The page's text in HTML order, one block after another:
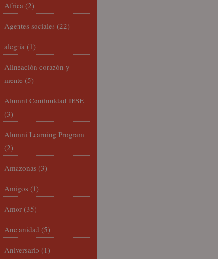
Africa (2)
Agentes sociales (22)
alegría (1)
Alineación corazón y
mente (5)
Alumni Continuidad IESE
(3)
Alumni Learning Program
(2)
Amazonas (3)
Amigos (1)
Amor (35)
Ancianidad (5)
Aniversario (1)